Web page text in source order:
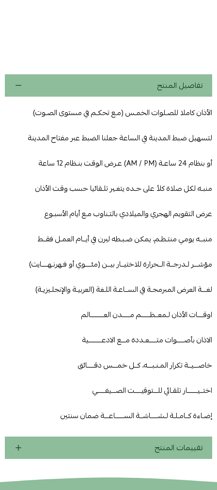
تفاصيل المنتج
الأذان كاملا للصـلوات الخمـس (مـع تحكـم في مستوى الصـوت)
لتسهيل ضبط المدينة في الساعة جعلنا الضبط عبر مفتاح المدينة
أو بنظام 24 ساعـة (AM / PM) عـرض الوقـت بنـظام 12 ساعة
منبـه لكل صلاة كلاً على حـده يتغـير تلـقائيا حسب وقـت الأذان
عرض التقويم الهجري والميلادي بالتـناوب مـع أيام الأسبـوع
منبــه يومي منتـظـم، يمكن ضـبـطه ليرن في أيــام العمـل فقــط
مؤشـــر لـدرجــة الــحرارة للاختيــار بيــن (مئــــوي أو فـهرنـهــــايت)
لغـــة العرض المبرمجـة في الســاعـة اللـغة (العربيـة والإنجلـيزيـة)
اوقــــات الأذان لـمعــظــــــم مـــــدن العـــــــــالم
الاذان بأصـــــوات متـــــعـددة مـــع الادعـــــــــية
خاصـــيــة تكرار المـنـبـــه، كــل خمـــس دقـــــائق
اختــيـــــــار تلقـائي للـــتوقيـــــت الصـــيفـــــي
إضـاءة كــامـلـة لـشـــــاشــة الســــــاعـــة ضمان سنتين
تقييمات المنتج